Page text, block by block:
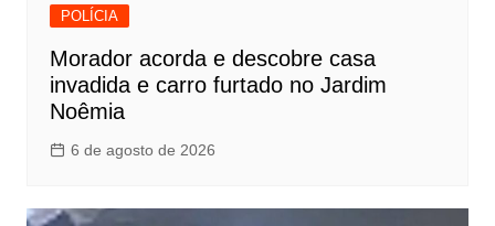
POLÍCIA
Morador acorda e descobre casa
invadida e carro furtado no Jardim
Noêmia
6 de agosto de 2026